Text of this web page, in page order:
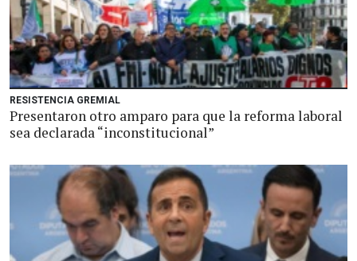
RESISTENCIA GREMIAL
Presentaron otro amparo para que la reforma laboral
sea declarada “inconstitucional”